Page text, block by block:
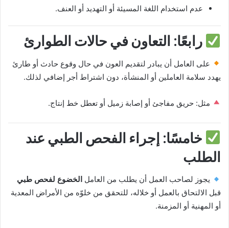
عدم استخدام اللغة المسيئة أو التهديد أو العنف.
رابعًا: التعاون في حالات الطوارئ
على العامل أن يبادر لتقديم العون في حال وقوع حادث أو طارئ
يهدد سلامة العاملين أو المنشأة، دون اشتراط أجر إضافي لذلك.
مثل: حريق مفاجئ أو إصابة زميل أو تعطل خط إنتاج.
خامسًا: إجراء الفحص الطبي عند
الطلب
يجوز لصاحب العمل أن يطلب من العامل الخضوع لفحص طبي
قبل الالتحاق بالعمل أو خلاله، للتحقق من خلوّه من الأمراض المعدية
أو المهنية أو المزمنة.